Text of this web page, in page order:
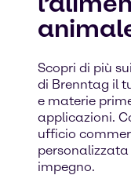
Scopri di più
di Brenntag il
e materie
applicazioni.
ufficio
personalizzata
impegno.